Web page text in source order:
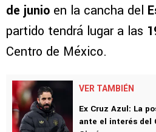
de junio en la cancha del
partido tendrá lugar a las
Centro de México.
VER TAMBIÉN
Ex Cruz Azul: La
ante el interés del